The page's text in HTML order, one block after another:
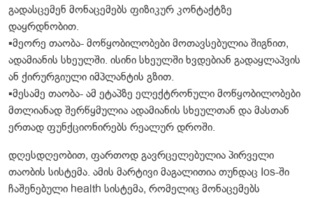
გადასცემენ მონაცემებს ფიზიკურ კონტაქტზე
დაყრდნობით.
▪️მეორე თაობა- მოწყობილობები მოთავსებულია შიგნით,
ადამიანის სხეულში. ისინი სხეულში ხვდებიან გადაყლაპვის
ან ქირურგიული იმპლანტის გზით.
▪️მესამე თაობა- ამ ეტაპზე ელექტრონული მოწყობილობები
მთლიანად შერწყმულია ადამიანის სხეულთან და მასთან
ერთად ფუნქციონირებს რეალურ დროში.
დღესდღეობით, ფართოდ გავრცელებულია პირველი
თაობის სისტემა. ამის მარტივი მაგალითია თუნდაც Ios-ში
ჩაშენებული health სისტემა, რომელიც მონაცემებს